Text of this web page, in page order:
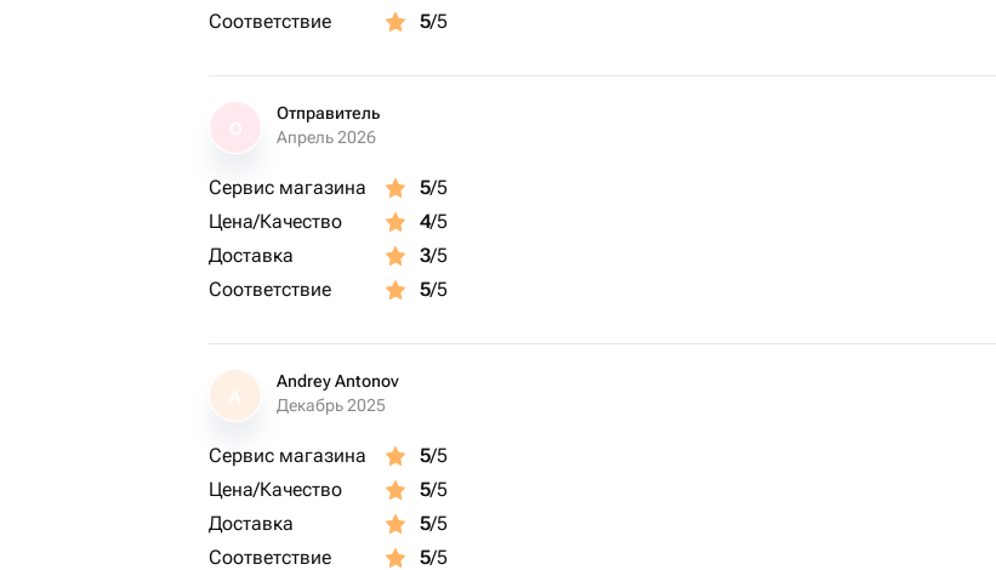
Соответствие
5/5
Отправитель
Апрель 2026
Сервис магазина 5/5
Цена/Качество
4/5
Доставка
3/5
Соответствие
5/5
A
Andrey Antonov
Декабрь 2025
Сервис магазина 5/5
Цена/Качество
5/5
Доставка
5/5
Соответствие
5/5